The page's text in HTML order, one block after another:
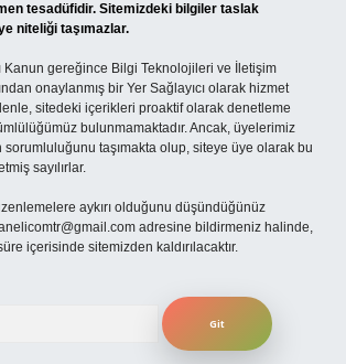
tesadüfidir. Sitemizdeki bilgiler taslak
niteliği taşımazlar.
Kanun gereğince Bilgi Teknolojileri ve İletişim
onaylanmış bir Yer Sağlayıcı olarak hizmet
sitedeki içerikleri proaktif olarak denetleme
bulunmamaktadır. Ancak, üyelerimiz
sorumluluğunu taşımakta olup, siteye üye olarak bu
sayılırlar.
aykırı olduğunu düşündüğünüz
adresine bildirmeniz halinde,
içerisinde sitemizden kaldırılacaktır.